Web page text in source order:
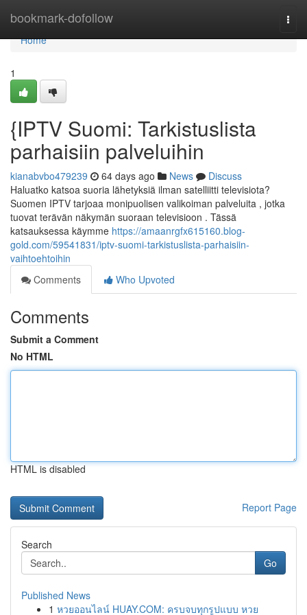
bookmark-dofollow
Home
Home
1
{IPTV Suomi: Tarkistuslista
parhaisiin palveluihin
kianabvbo479239 64 days ago News
Discuss
Haluatko katsoa suoria lähetyksiä ilman satelliitti televisiota?
Suomen IPTV tarjoaa monipuolisen valikoiman palveluita , jotka
tuovat terävän näkymän suoraan televisioon . Tässä
katsauksessa käymme https://amaanrgfx615160.blog-
gold.com/59541831/iptv-suomi-tarkistuslista-parhaisiin-
vaihtoehtoihin
Comments
Who Upvoted
Comments
Submit a Comment
No HTML
HTML is disabled
Report Page
Search
Go
Published News
1 หวยออนไลน์ HUAY.COM: ครบจบทุกรูปแบบ หวย